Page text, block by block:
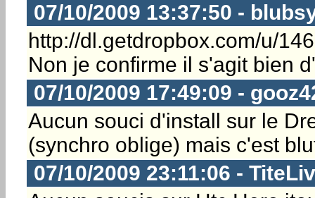
07/10/2009 13:37:50 -
http://dl.getdropbox.com/u/
Non je confirme il s'agit bien
07/10/2009 17:49:09 -
Aucun souci d'install sur le
(synchro oblige) mais c'est
07/10/2009 23:11:06 -